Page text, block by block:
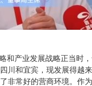
和产业发展战略正当时
川和宜宾，现发展得越
非常好的营商环境。作